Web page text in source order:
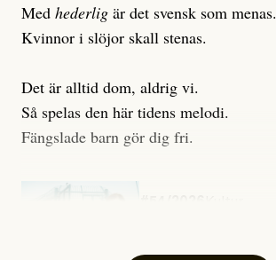
Med hederlig är det svensk som menas.
Kvinnor i slöjor skall stenas.
Det är alltid dom, aldrig vi.
Så spelas den här tidens melodi.
Fängslade barn gör dig fri.